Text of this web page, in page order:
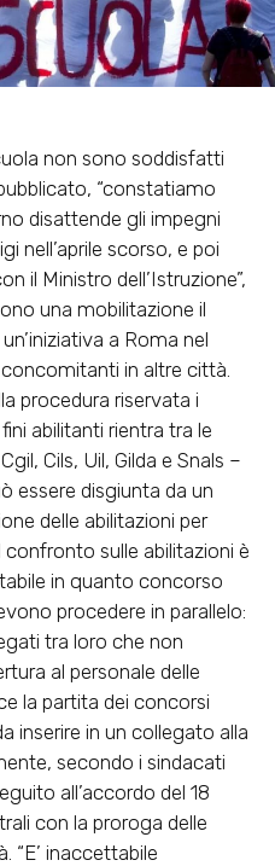
non sono soddisfatti
“constatiamo
disattende gli impegni
nell’aprile scorso, e poi
il Ministro dell’Istruzione”,
una mobilitazione il
a Roma nel
in altre città.
procedura riservata i
abilitanti rientra tra le
Cils, Uil, Gilda e Snals –
essere disgiunta da un
delle abilitazioni per
sulle abilitazioni è
in quanto concorso
procedere in parallelo:
tra loro che non
al personale delle
la partita dei concorsi
inserire in un collegato alla
secondo i sindacati
all’accordo del 18
con la proroga delle
“E’ inaccettabile